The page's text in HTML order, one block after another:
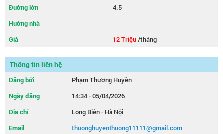
Đường lớn
4.5
Hướng nhà
Giá
12 Triệu/tháng
Thông tin liên hệ
Đăng bởi
Phạm Thương Huyền
Ngày đăng
14:34 - 05/04/2026
Địa chỉ
Long Biên - Hà Nội
Email
thuonghuyenthuong11111@gmail.com